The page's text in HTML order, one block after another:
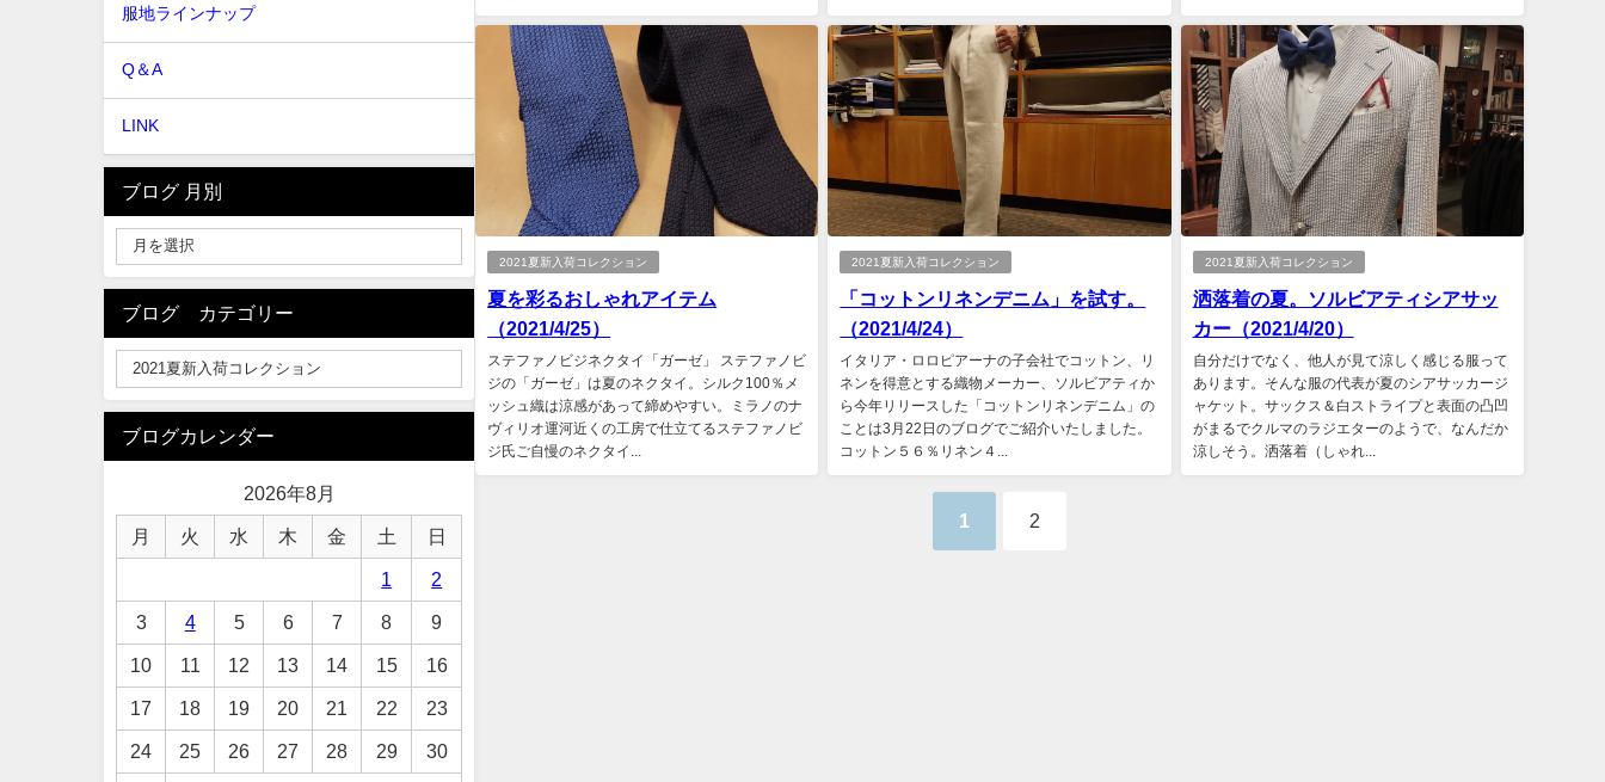
2021夏新入荷コレクション
夏を彩るおしゃれアイテム
（2021/4/25）
ステファノビジネクタイ「ガーゼ」 ステファノビ
ジの「ガーゼ」は夏のネクタイ。シルク100％メ
ッシュ織は涼感があって締めやすい。ミラノのナ
ヴィリオ運河近くの工房で仕立てるステファノビ
ジ氏ご自慢のネクタイ...
2021夏新入荷コレクション
「コットンリネンデニム」を試す。
（2021/4/24）
イタリア・ロロピアーナの子会社でコットン、リ
ネンを得意とする織物メーカー、ソルビアティか
ら今年リリースした「コットンリネンデニム」の
ことは3月22日のブログでご紹介いたしました。
コットン５６％リネン４...
2021夏新入荷コレクション
洒落着の夏。ソルビアティシアサッ
カー（2021/4/20）
自分だけでなく、他人が見て涼しく感じる服って
あります。そんな服の代表が夏のシアサッカージ
ャケット。サックス＆白ストライプと表面の凸凹
がまるでクルマのラジエターのようで、なんだか
涼しそう。洒落着（しゃれ...
1 2
服地ラインナップ
Q＆A
LINK
ブログ 月別
ブログ カテゴリー
ブログカレンダー
2026年8月
月 火 水 木 金 土 日
1 2
3 4 5 6 7 8 9
10 11 12 13 14 15 16
17 18 19 20 21 22 23
24 25 26 27 28 29 30